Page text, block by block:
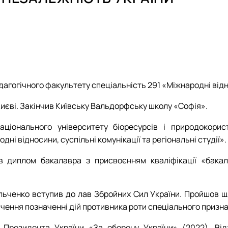
Договори про співпрацю, меморандуми
ВИПУСКНИКИ, які загинули за незалежність України
Популярно про маловідоме
ВІДНОСИНИ» – ЦЕ ВАШ ШАН…
ОПП ОС Бакалавр спеціальності
Робочі програми для інших
Дипломатія та геополітика:
факультету спеціальність 291 «Міжнародні
Закінчив Київську Вальдорфську школу «Софія».
університету біоресурсів і
відносини, суспільні комунікації та регіональні студії».
бакалавра з присвоєнням кваліфікації
вступив до лав Збройних Сил України. Пройшов
позначенні дій противника роти спеціального